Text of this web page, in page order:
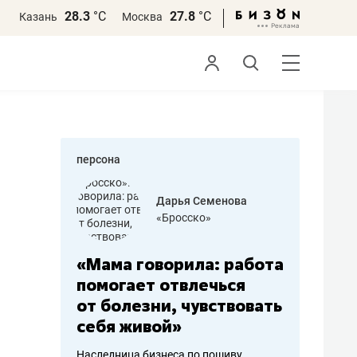
Казань 28.3 °С Москва 27.8 °С
персона
Дарья Семенова
«Бросско»
«Мама говорила: работа
помогает отвлечься
от болезни, чувствовать
себя живой»